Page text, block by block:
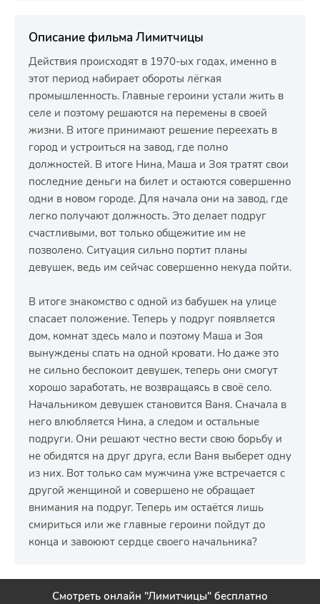
Описание фильма Лимитчицы
Действия происходят в 1970-ых годах, именно в
этот период набирает обороты лёгкая
промышленность. Главные героини устали жить в
селе и поэтому решаются на перемены в своей
жизни. В итоге принимают решение переехать в
город и устроиться на завод, где полно
должностей. В итоге Нина, Маша и Зоя тратят свои
последние деньги на билет и остаются совершенно
одни в новом городе. Для начала они на завод, где
легко получают должность. Это делает подруг
счастливыми, вот только общежитие им не
позволено. Ситуация сильно портит планы
девушек, ведь им сейчас совершенно некуда пойти.
В итоге знакомство с одной из бабушек на улице
спасает положение. Теперь у подруг появляется
дом, комнат здесь мало и поэтому Маша и Зоя
вынуждены спать на одной кровати. Но даже это
не сильно беспокоит девушек, теперь они смогут
хорошо заработать, не возвращаясь в своё село.
Начальником девушек становится Ваня. Сначала в
него влюбляется Нина, а следом и остальные
подруги. Они решают честно вести свою борьбу и
не обидятся на друг друга, если Ваня выберет одну
из них. Вот только сам мужчина уже встречается с
другой женщиной и совершено не обращает
внимания на подруг. Теперь им остаётся лишь
смириться или же главные героини пойдут до
конца и завоюют сердце своего начальника?
Смотреть онлайн "Лимитчицы" бесплатно